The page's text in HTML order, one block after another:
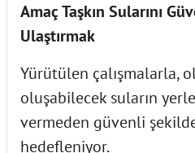
Amaç Taşkın Sularını
Ulaştırmak
Yürütülen çalışmalarla,
oluşabilecek suların
vermeden güvenli
hedefleniyor.